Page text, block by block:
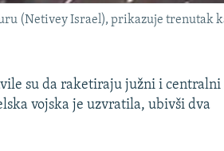
(Netivey Israel), prikazuje trenutak
su da raketiraju južni i
vojska je uzvratila, ubivši dva